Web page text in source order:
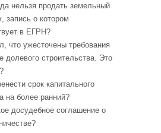
нельзя продать земельный
запись о котором
в ЕГРН?
что ужесточены требования
долевого строительства. Это
срок капитального
на более ранний?
досудебное соглашение о